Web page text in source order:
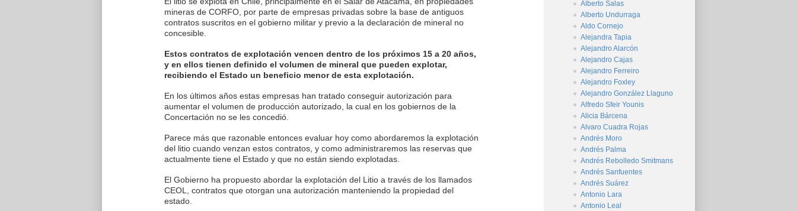
mineras de CORFO, por parte de empresas privadas sobre la base de antiguos
contratos suscritos en el gobierno militar y previo a la declaración de mineral no
concesible.
Estos contratos de explotación vencen dentro de los próximos 15 a 20 años,
y en ellos tienen definido el volumen de mineral que pueden explotar,
recibiendo el Estado un beneficio menor de esta explotación.
En los últimos años estas empresas han tratado conseguir autorización para
aumentar el volumen de producción autorizado, la cual en los gobiernos de la
Concertación no se les concedió.
Parece más que razonable entonces evaluar hoy como abordaremos la explotación
del litio cuando venzan estos contratos, y como administraremos las reservas que
actualmente tiene el Estado y que no están siendo explotadas.
El Gobierno ha propuesto abordar la explotación del Litio a través de los llamados
CEOL, contratos que otorgan una autorización manteniendo la propiedad del
estado.
Alberto Salas
Alberto Undurraga
Aldo Cornejo
Alejandra Tapia
Alejandro Alarcón
Alejandro Cajas
Alejandro Ferreiro
Alejandro Foxley
Alejandro González Llaguno
Alfredo Sfeir Younis
Alicia Bárcena
Alvaro Cuadra Rojas
Andrés Moro
Andrés Palma
Andrés Rebolledo Smitmans
Andrés Sanfuentes
Andrés Suárez
Antonio Lara
Antonio Leal